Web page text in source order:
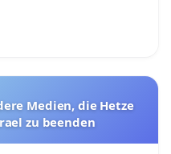
Medien, die Hetze
zu beenden